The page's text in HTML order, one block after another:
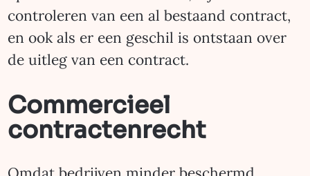
controleren van een al bestaand contract,
en ook als er een geschil is ontstaan over
de uitleg van een contract.
Commercieel
contractenrecht